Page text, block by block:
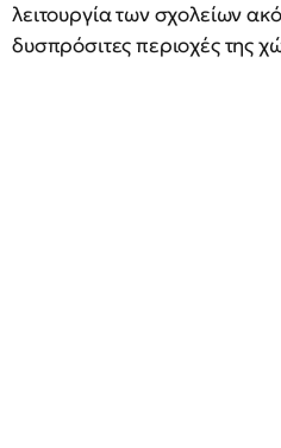
λειτουργία των σχολείων
δυσπρόσιτες περιοχές της